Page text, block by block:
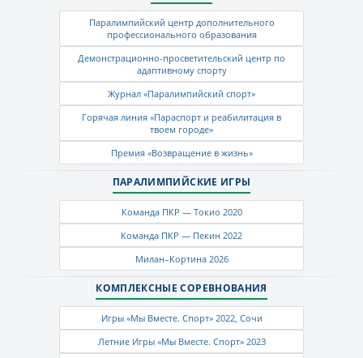
Паралимпийский центр дополнительного
профессионального образования
Демонстрационно-просветительский центр по
адаптивному спорту
Журнал «Паралимпийский спорт»
Горячая линия «Параспорт и реабилитация в
твоем городе»
Премия «Возвращение в жизнь»
ПАРАЛИМПИЙСКИЕ ИГРЫ
Команда ПКР — Токио 2020
Команда ПКР — Пекин 2022
Милан–Кортина 2026
КОМПЛЕКСНЫЕ СОРЕВНОВАНИЯ
Игры «Мы Вместе. Спорт» 2022, Сочи
Летние Игры «Мы Вместе. Спорт» 2023